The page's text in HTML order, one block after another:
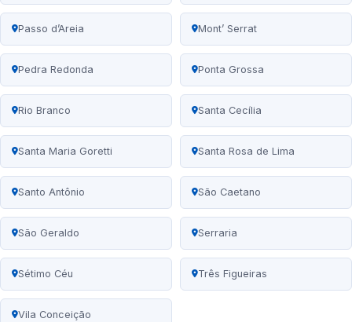
Passo d’Areia Mont’ Serrat
Pedra Redonda Ponta Grossa
Rio Branco Santa Cecília
Santa Maria Goretti Santa Rosa de Lima
Santo Antônio São Caetano
São Geraldo Serraria
Sétimo Céu Três Figueiras
Vila Conceição